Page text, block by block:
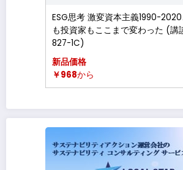
ESG思考 激変資本主義1990-
も投資家もここまで変わった (講
827-1C)
新品価格
￥968から